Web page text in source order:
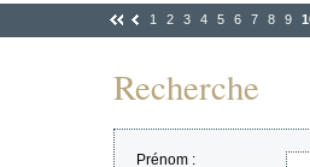
1 2 3 4 5 6 7 8 9
Recherche
Prénom :